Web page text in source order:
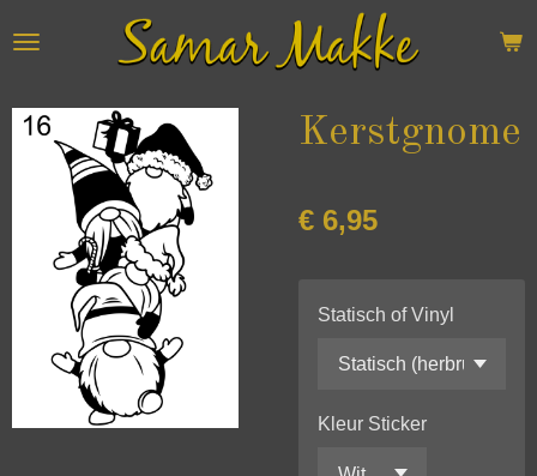
direct
de
hoofdinhoud
Kerstgnome
€ 6,95
Statisch of Vinyl
Kleur Sticker